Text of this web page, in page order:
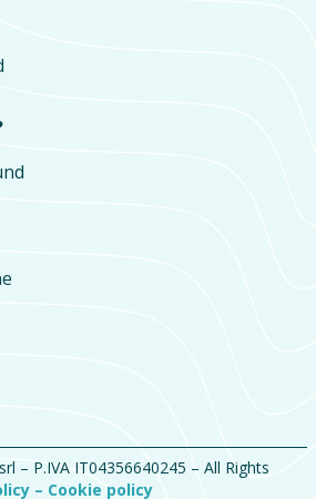
– P.IVA IT04356640245 – All Rights
– Cookie policy